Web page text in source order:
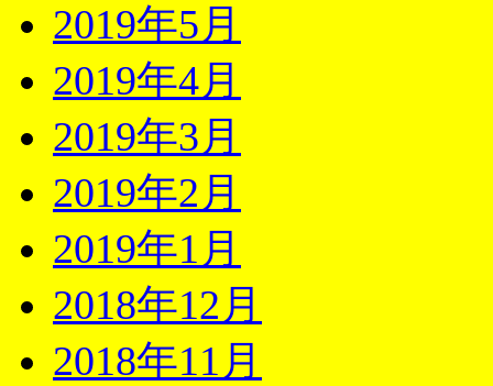
2019年5月
2019年4月
2019年3月
2019年2月
2019年1月
2018年12月
2018年11月